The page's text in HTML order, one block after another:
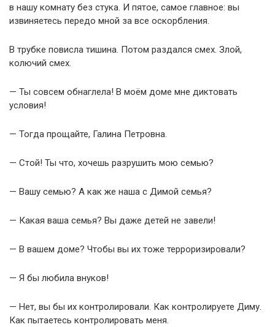
в нашу комнату без стука. И пятое, самое главное: вы
извиняетесь передо мной за все оскорбления.
В трубке повисла тишина. Потом раздался смех. Злой,
колючий смех.
— Ты совсем обнаглела! В моём доме мне диктовать
условия!
— Тогда прощайте, Галина Петровна.
— Стой! Ты что, хочешь разрушить мою семью?
— Вашу семью? А как же наша с Димой семья?
— Какая ваша семья? Вы даже детей не завели!
— В вашем доме? Чтобы вы их тоже терроризировали?
— Я бы любила внуков!
— Нет, вы бы их контролировали. Как контролируете Диму.
Как пытаетесь контролировать меня.